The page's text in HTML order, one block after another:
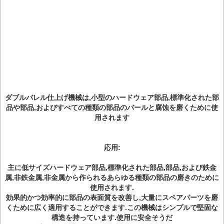
ダブルバレル仕上げ機械は,小型のハードウェア部品,標準化された部
品や部品,およびすべての種類の部品のバールと腐蚀を磨くために使
用されます
応用:
主に低サイズハードウェア部品,標準化された部品,部品,および鉄金
属,非鉄金属,非金属から作られるあらゆる種類の部品の磨きのために
使用されます.
効果的かつ効率的に部品の表面質を改善し,大量にスペアパーツを磨
くために広く適用することができます.この機械はシンプルで堅固な
構造を持っています.使用に安全そうだ